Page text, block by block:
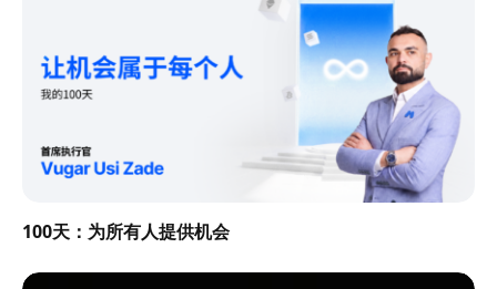
100天：为所有人提供机会